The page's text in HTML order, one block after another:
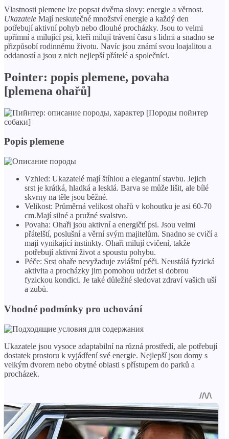
Vlastnosti plemene lze popsat dvěma slovy: energie a věrnost.
Ukazatele Mají neskutečné množství energie a každý den
potřebují aktivní pohyb nebo dlouhé procházky. Jsou to velmi
upřímní a milující psi, kteří milují trávení času s lidmi a snadno se
přizpůsobí rodinnému životu. Navíc jsou známí svou loajalitou a
oddaností a jsou z nich nejlepší přátelé a společníci.
Pointer: popis plemene, povaha
[plemena ohařů]
Popis plemene
Vzhled: Ukazatelé mají štíhlou a elegantní stavbu. Jejich
srst je krátká, hladká a lesklá. Barva se může lišit, ale bílé
skvrny na těle jsou běžné.
Velikost: Průměrná velikost ohařů v kohoutku je asi 60-70
cm.Mají silné a pružné svalstvo.
Povaha: Ohaři jsou aktivní a energičtí psi. Jsou velmi
přátelští, poslušní a věrní svým majitelům. Snadno se cvičí a
mají vynikající instinkty. Ohaři milují cvičení, takže
potřebují aktivní život a spoustu pohybu.
Péče: Srst ohaře nevyžaduje zvláštní péči. Neustálá fyzická
aktivita a procházky jim pomohou udržet si dobrou
fyzickou kondici. Je také důležité sledovat zdraví vašich uší
a zubů.
Vhodné podmínky pro uchování
Ukazatele jsou vysoce adaptabilní na různá prostředí, ale potřebují
dostatek prostoru k vyjádření své energie. Nejlepší jsou domy s
velkým dvorem nebo obytné oblasti s přístupem do parků a
procházek.